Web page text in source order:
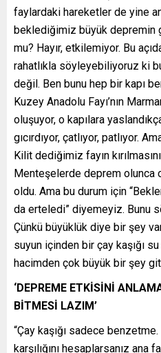
faylardaki hareketler de yine
beklediğimiz büyük depremin
mu? Hayır, etkilemiyor. Bu
rahatlıkla söyleyebiliyoruz ki
değil. Ben bunu hep bir kapı
Kuzey Anadolu Fayı’nın
oluşuyor, o kapılara
gıcırdıyor, çatlıyor, patlıyor.
Kilit dediğimiz fayın
Menteşelerde deprem olunca
oldu. Ama bu durum için
da erteledi” diyemeyiz. Bunu
Çünkü büyüklük diye bir şey
suyun içinden bir çay kaşığı
hacimden çok büyük bir şey
‘DEPREME ETKİSİNİ
BİTMESİ LAZIM’
“Çay kaşığı sadece
karşılığını hesaplarsanız ana